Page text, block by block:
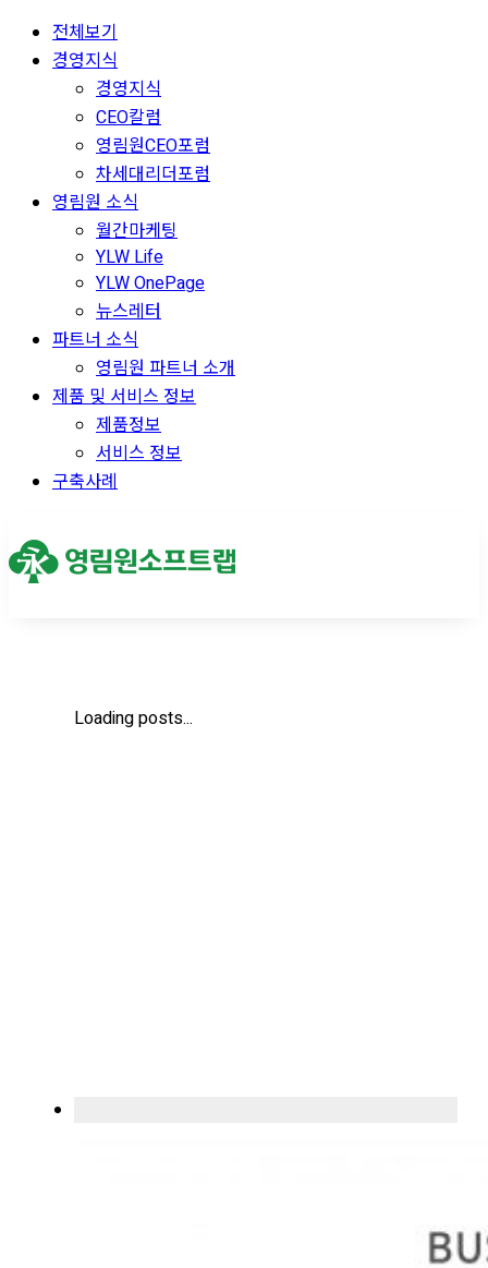
전체보기
경영지식
경영지식
CEO칼럼
영림원CEO포럼
차세대리더포럼
영림원 소식
월간마케팅
YLW Life
YLW OnePage
뉴스레터
파트너 소식
영림원 파트너 소개
제품 및 서비스 정보
제품정보
서비스 정보
구축사례
Loading posts...